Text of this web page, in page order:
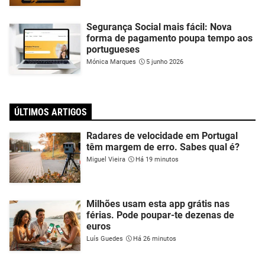
Segurança Social mais fácil: Nova
forma de pagamento poupa tempo aos
portugueses
Mónica Marques 5 junho 2026
ÚLTIMOS ARTIGOS
Radares de velocidade em Portugal
têm margem de erro. Sabes qual é?
Miguel Vieira Há 19 minutos
Milhões usam esta app grátis nas
férias. Pode poupar-te dezenas de
euros
Luís Guedes Há 26 minutos